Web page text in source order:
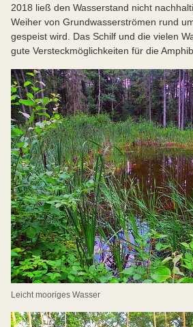
2018 ließ den Wasserstand nicht
Weiher von Grundwasserströmen rund
gespeist wird. Das Schilf und die vielen
gute Versteckmöglichkeiten für die
Leicht mooriges Wasser